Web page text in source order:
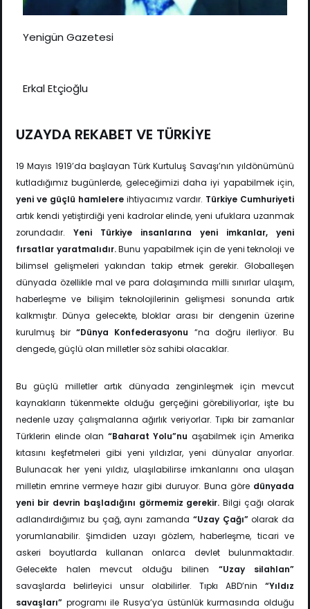
Yenigün Gazetesi
Erkal Etçioğlu
UZAYDA REKABET VE TÜRKİYE
19 Mayıs 1919’da başlayan Türk Kurtuluş Savaşı’nın yıldönümünü
kutladığımız bugünlerde, geleceğimizi daha iyi yapabilmek için,
yeni ve güçlü hamlelere ihtiyacımız vardır. Türkiye Cumhuriyeti
artık kendi yetiştirdiği yeni kadrolar elinde, yeni ufuklara uzanmak
zorundadır. Yeni Türkiye insanlarına yeni imkanlar, yeni
fırsatlar yaratmalıdır.Bunu yapabilmek için de yeni teknoloji ve
bilimsel gelişmeleri yakından takip etmek gerekir. Globalleşen
dünyada özellikle mal ve para dolaşımında milli sınırlar ulaşım,
haberleşme ve bilişim teknolojilerinin gelişmesi sonunda artık
kalkmıştır. Dünya gelecekte, bloklar arası bir dengenin üzerine
kurulmuş bir“Dünya Konfederasyonu “na doğru ilerliyor. Bu
dengede, güçlü olan milletler söz sahibi olacaklar.
Bu güçlü milletler artık dünyada zenginleşmek için mevcut
kaynakların tükenmekte olduğu gerçeğini görebiliyorlar, işte bu
nedenle uzay çalışmalarına ağırlık veriyorlar. Tıpkı bir zamanlar
Türklerin elinde olan “Baharat Yolu”nuaşabilmek için Amerika
kıtasını keşfetmeleri gibi yeni yıldızlar, yeni dünyalar arıyorlar.
Bulunacak her yeni yıldız, ulaşılabilirse imkanlarını ona ulaşan
milletin emrine vermeye hazır gibi duruyor. Buna göre dünyada
yeni bir devrin başladığını görmemiz gerekir.Bilgi çağı olarak
adlandırdığımız bu çağ, aynı zamanda “Uzay Çağı”olarak da
yorumlanabilir. Şimdiden uzayı gözlem, haberleşme, ticari ve
askeri boyutlarda kullanan onlarca devlet bulunmaktadır.
Gelecekte halen mevcut olduğu bilinen “Uzay silahlan”
savaşlarda belirleyici unsur olabilirler. Tıpkı ABD’nin “Yıldız
savaşları” programı ile Rusya’ya üstünlük kurmasında olduğu